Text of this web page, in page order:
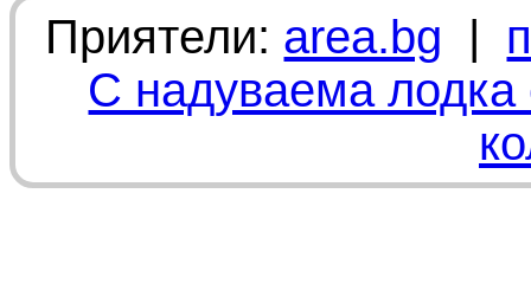
Приятели: area.bg |
С надуваема лодка